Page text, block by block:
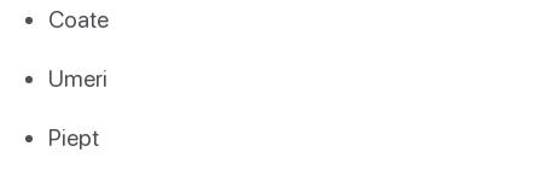
Coate
Umeri
Piept